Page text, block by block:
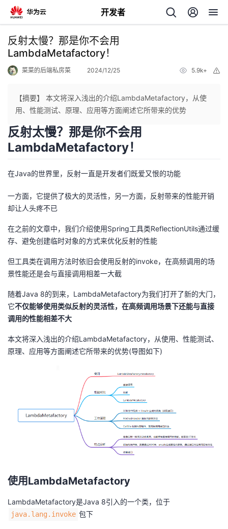
开发者
返
回
人
主
页
我
的
开
者
我
的
博
客
我
的
论
我
的
我
播
活
的
我
者
支
反射太慢？那是你不会用
LambdaMetafactory！
菜菜的后端私房菜 2024/12/25 5.9k+
【摘要】 本文将深入浅出的介绍LambdaMetafactory，从使
用、性能测试、原理、应用等方面阐述它所带来的优势
反射太慢？那是你不会用
LambdaMetafactory！
在Java的世界里，反射一直是开发者们既爱又恨的功能
一方面，它提供了极大的灵活性，另一方面，反射带来的性能开销
却让人头疼不已
在之前的文章中，我们介绍使用Spring工具类ReflectionUtils通过缓
存、避免创建临时对象的方式来优化反射的性能
但工具类在调用方法时依旧会使用反射的invoke，在高频调用的场
景性能还是会与直接调用相差一大截
随着Java 8的到来，LambdaMetafactory为我们打开了新的大门，
它不仅能够使用类似反射的灵活性，在高频调用场景下还能与直接
调用的性能相差不大
本文将深入浅出的介绍LambdaMetafactory，从使用、性能测试、
原理、应用等方面阐述它所带来的优势(导图如下)
使用LambdaMetafactory
LambdaMetafactory是Java 8引入的一个类，位于
java.lang.invoke 包下